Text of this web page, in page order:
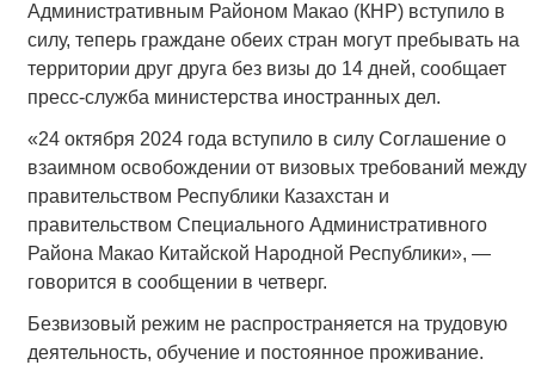
Административным Районом Макао (КНР) вступило в
силу, теперь граждане обеих стран могут пребывать на
территории друг друга без визы до 14 дней, сообщает
пресс-служба министерства иностранных дел.
«24 октября 2024 года вступило в силу Соглашение о
взаимном освобождении от визовых требований между
правительством Республики Казахстан и
правительством Специального Административного
Района Макао Китайской Народной Республики», —
говорится в сообщении в четверг.
Безвизовый режим не распространяется на трудовую
деятельность, обучение и постоянное проживание.